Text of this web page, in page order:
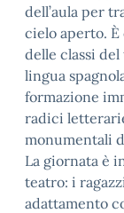
dell’aula per
cielo aperto.
delle classi
lingua
formazione
radici
monumentali
La giornata è
teatro: i
adattamento